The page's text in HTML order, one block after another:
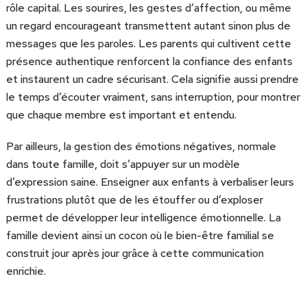
rôle capital. Les sourires, les gestes d’affection, ou même
un regard encourageant transmettent autant sinon plus de
messages que les paroles. Les parents qui cultivent cette
présence authentique renforcent la confiance des enfants
et instaurent un cadre sécurisant. Cela signifie aussi prendre
le temps d’écouter vraiment, sans interruption, pour montrer
que chaque membre est important et entendu.
Par ailleurs, la gestion des émotions négatives, normale
dans toute famille, doit s’appuyer sur un modèle
d’expression saine. Enseigner aux enfants à verbaliser leurs
frustrations plutôt que de les étouffer ou d’exploser
permet de développer leur intelligence émotionnelle. La
famille devient ainsi un cocon où le bien-être familial se
construit jour après jour grâce à cette communication
enrichie.